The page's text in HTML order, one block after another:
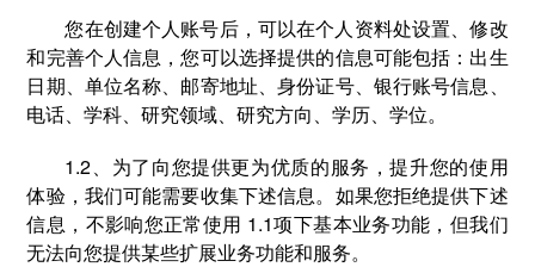
您在创建个人账号后，可以在个人资料处设置、修改
和完善个人信息，您可以选择提供的信息可能包括：出生
日期、单位名称、邮寄地址、身份证号、银行账号信息、
电话、学科、研究领域、研究方向、学历、学位。
1.2、为了向您提供更为优质的服务，提升您的使用
体验，我们可能需要收集下述信息。如果您拒绝提供下述
信息，不影响您正常使用 1.1项下基本业务功能，但我们
无法向您提供某些扩展业务功能和服务。